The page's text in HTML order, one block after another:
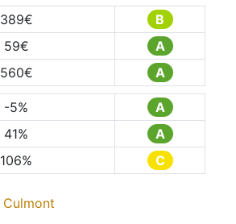
389€
B
59€
A
560€ A
-5%
A
41%
A
106% C
Culmont